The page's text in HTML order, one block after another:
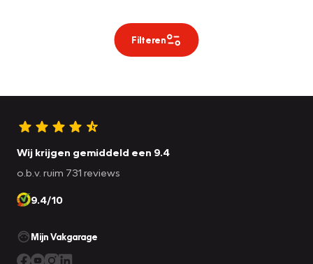
Filteren
Wij krijgen gemiddeld een 9.4
o.b.v. ruim 731 reviews
9.4/10
Mijn Vakgarage